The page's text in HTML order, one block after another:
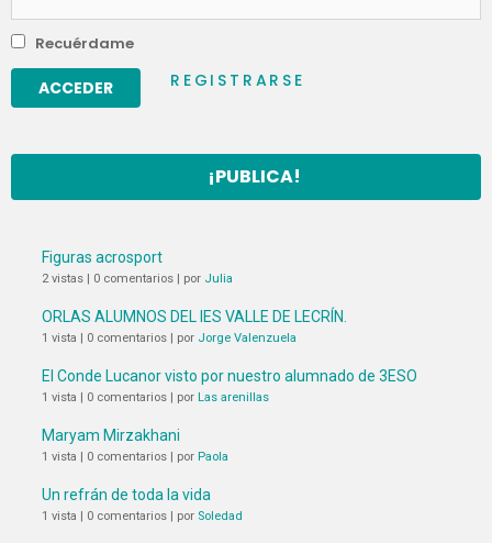
Recuérdame
REGISTRARSE
¡PUBLICA!
Figuras acrosport
2 vistas 0 comentarios por Julia
ORLAS ALUMNOS DEL IES VALLE DE LECRÍN.
1 vista 0 comentarios por Jorge Valenzuela
El Conde Lucanor visto por nuestro alumnado de 3ESO
1 vista 0 comentarios por Las arenillas
Maryam Mirzakhani
1 vista 0 comentarios por Paola
Un refrán de toda la vida
1 vista 0 comentarios por Soledad